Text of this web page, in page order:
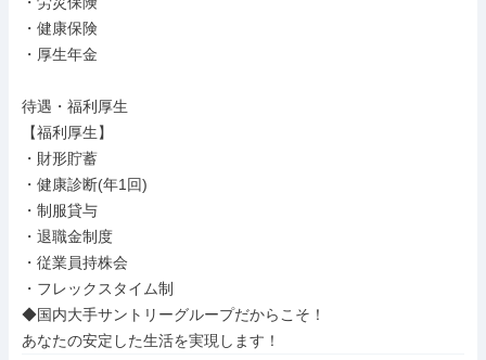
・健康保険
・厚生年金
待遇・福利厚生
【福利厚生】
・財形貯蓄
・健康診断(年1回)
・制服貸与
・退職金制度
・従業員持株会
・フレックスタイム制
◆国内大手サントリーグループだからこそ！
あなたの安定した生活を実現します！